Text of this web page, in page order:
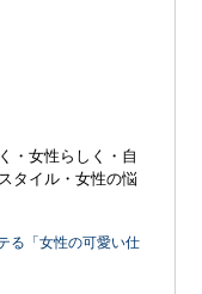
・女性らしく・自
タイル・女性の悩
る「女性の可愛い仕